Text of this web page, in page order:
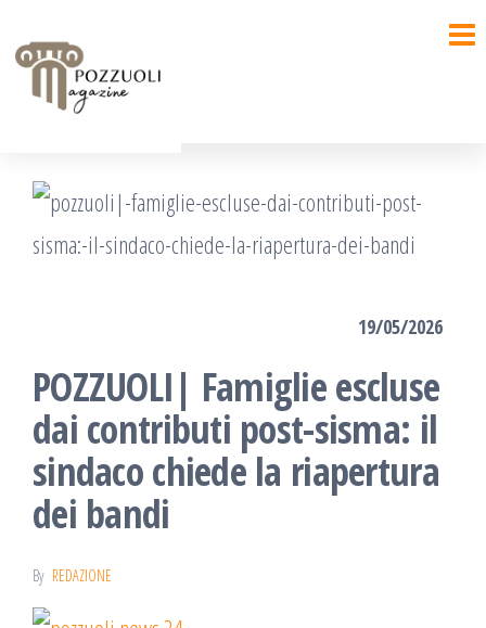
contenuto
19/05/2026
POZZUOLI| Famiglie escluse
dai contributi post-sisma: il
sindaco chiede la riapertura
dei bandi
By REDAZIONE